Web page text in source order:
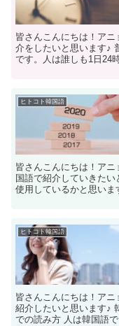
皆さんこんにちは！ア
介をしたいと思います♪
です。人は誰しも1日24
ヒトコト韓国語
皆さんこんにちは！ア
国語で紹介していきた
使用しているかと思い
ヒトコト韓国語
皆さんこんにちは！ア
紹介したいと思います♪
での読み方 人は韓国語